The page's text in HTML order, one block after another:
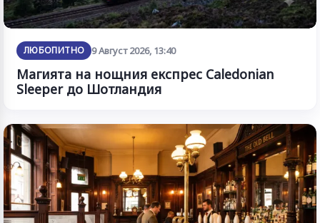
ЛЮБОПИТНО 9 Август 2026, 13:40
Магията на нощния експрес Caledonian
Sleeper до Шотландия